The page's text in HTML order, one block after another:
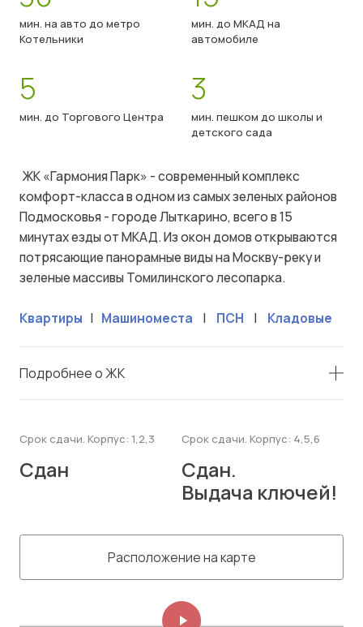
мин. на авто до метро
Котельники
мин. до МКАД на
автомобиле
5
мин. до Торгового Центра
3
мин. пешком до школы и
детского сада
ЖК «Гармония Парк» - современный комплекс
комфорт-класса в одном из самых зеленых районов
Подмосковья - городе Лыткарино, всего в 15
минутах езды от МКАД. Из окон домов открываются
потрясающие панорамные виды на Москву-реку и
зеленые массивы Томилинского лесопарка.
Квартиры | Машиноместа | ПСН | Кладовые
Подробнее о ЖК
Срок сдачи. Корпус: 1,2,3
Сдан
Срок сдачи. Корпус: 4,5,6
Сдан.
Выдача ключей!
Расположение на карте